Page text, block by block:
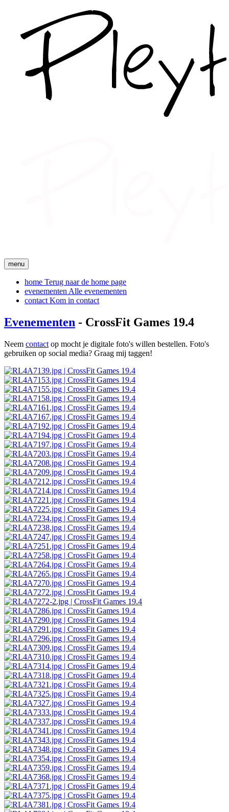
menu
home Terug naar de home page
evenementen Alle evenementen
contact Kom in contact
Evenementen - CrossFit Games 19.4
Neem contact op mocht je digitale foto's willen bestellen. Foto's
gebruiken op social media? Graag mij taggen!